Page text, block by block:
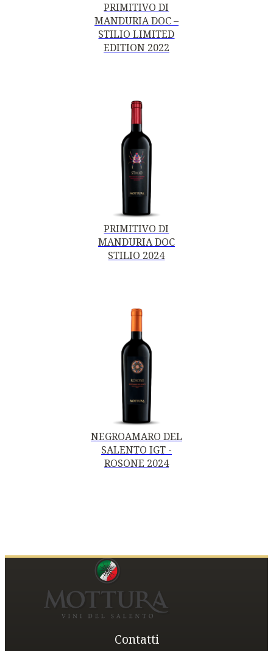
PRIMITIVO DI
MANDURIA DOC –
STILIO LIMITED
EDITION 2022
PRIMITIVO DI
MANDURIA DOC
STILIO 2024
NEGROAMARO DEL
SALENTO IGT -
ROSONE 2024
Contatti